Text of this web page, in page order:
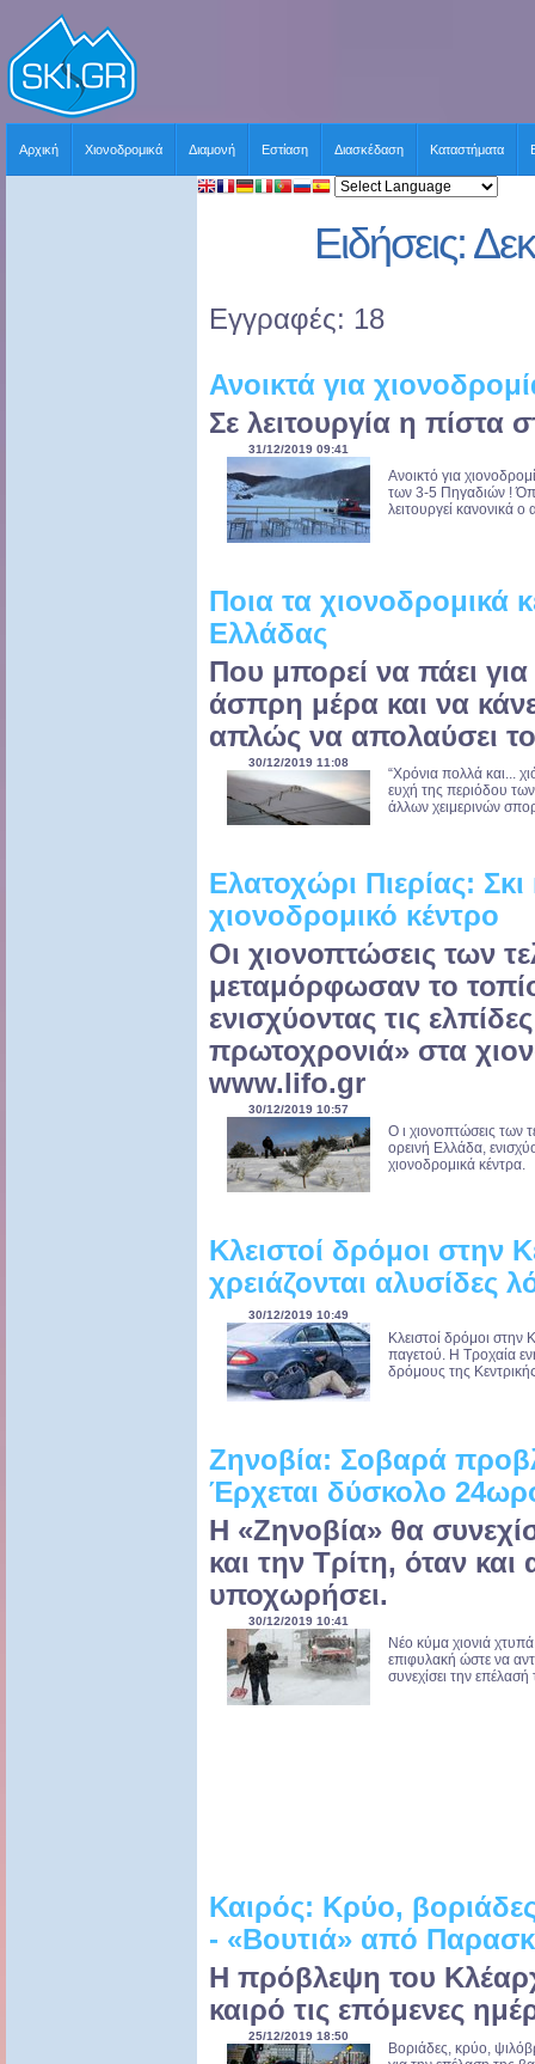
Αρχική Χιονοδρομικά Διαμονή Εστίαση Διασκέδαση Καταστήματα
Ειδήσεις:
Εγγραφές: 18
Ανοικτά για
Σε λειτουργία η πίστα
31/12/2019 09:41
Ανοικτό για
των 3-5 Πηγαδιών !
λειτουργεί κανονικά
Ποια τα χιονοδρομικά
Ελλάδας
Που μπορεί να πάει για
άσπρη μέρα και να
απλώς να απολαύσει το
30/12/2019 11:08
“Χρόνια πολλά και...
ευχή της περιόδου των
άλλων χειμερινών
Ελατοχώρι Πιερίας:
χιονοδρομικό κέντρο
Οι χιονοπτώσεις των
μεταμόρφωσαν το
ενισχύοντας τις
πρωτοχρονιά» στα
www.lifo.gr
30/12/2019 10:57
Ο ι χιονοπτώσεις των
ορεινή Ελλάδα,
χιονοδρομικά κέντρα.
Κλειστοί δρόμοι στην
χρειάζονται αλυσίδες
30/12/2019 10:49
Κλειστοί δρόμοι στην
παγετού. Η Τροχαία
δρόμους της
Ζηνοβία: Σοβαρά
Έρχεται δύσκολο
Η «Ζηνοβία» θα
και την Τρίτη, όταν και
υποχωρήσει.
30/12/2019 10:41
Νέο κύμα χιονιά
επιφυλακή ώστε να
συνεχίσει την
Καιρός: Κρύο,
- «Βουτιά» από
Η πρόβλεψη του
καιρό τις επόμενες
25/12/2019 18:50
Βοριάδες, κρύο,